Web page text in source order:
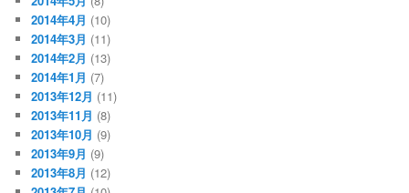
2014年4月 (10)
2014年3月 (11)
2014年2月 (13)
2014年1月 (7)
2013年12月 (11)
2013年11月 (8)
2013年10月 (9)
2013年9月 (9)
2013年8月 (12)